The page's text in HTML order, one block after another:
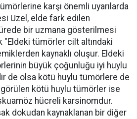
karşı önemli uyarılarda
Uzel, elde fark edilen
bir uzmana gösterilmesi
tümörler cilt altındaki
kaynaklı oluşur. Eldeki
büyük çoğunluğu iyi huylu
de olsa kötü huylu tümörlere de
görülen kötü huylu tümörler ise
hücreli karsinomdur.
dokudan kaynaklanan bir diğer